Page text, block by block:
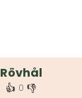
Rövhål
👍 0 👎